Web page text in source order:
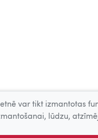
var tikt izmantotas
lūdzu,